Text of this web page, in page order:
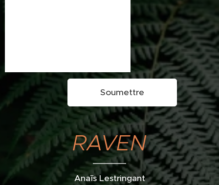
Soumettre
RAVEN
Ana¨¨ïs Lestringant